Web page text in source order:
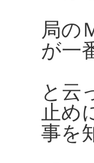
局の
が一
と云
止め
事を